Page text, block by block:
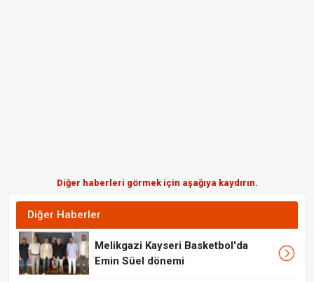
Diğer haberleri görmek için aşağıya kaydırın.
Diğer Haberler
Melikgazi Kayseri Basketbol'da
Emin Süel dönemi